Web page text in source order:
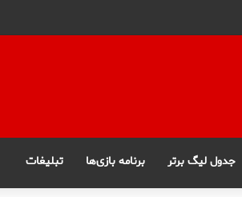
جدول لیگ برتر برنامه بازی‌ها تبلیغات